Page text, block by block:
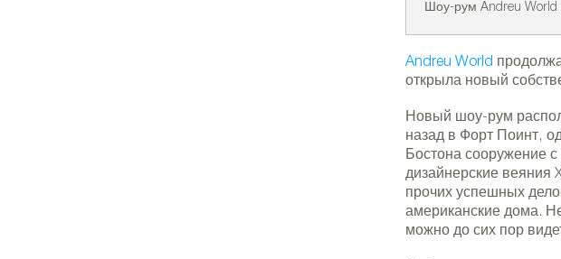
Шоу-рум Andreu World
Andreu World
открыла новый
Новый шоу-рум
назад в Форт Поинт,
Бостона сооружение
дизайнерские веяния
прочих успешных
американские дома.
можно до сих пор